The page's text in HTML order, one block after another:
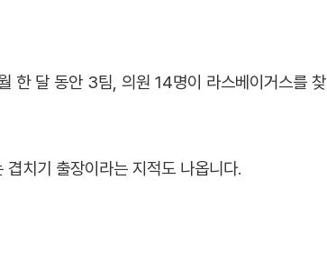
한 달 동안 3팀, 의원 14명이 라스베이거스를 찾
치기 출장이라는 지적도 나옵니다.